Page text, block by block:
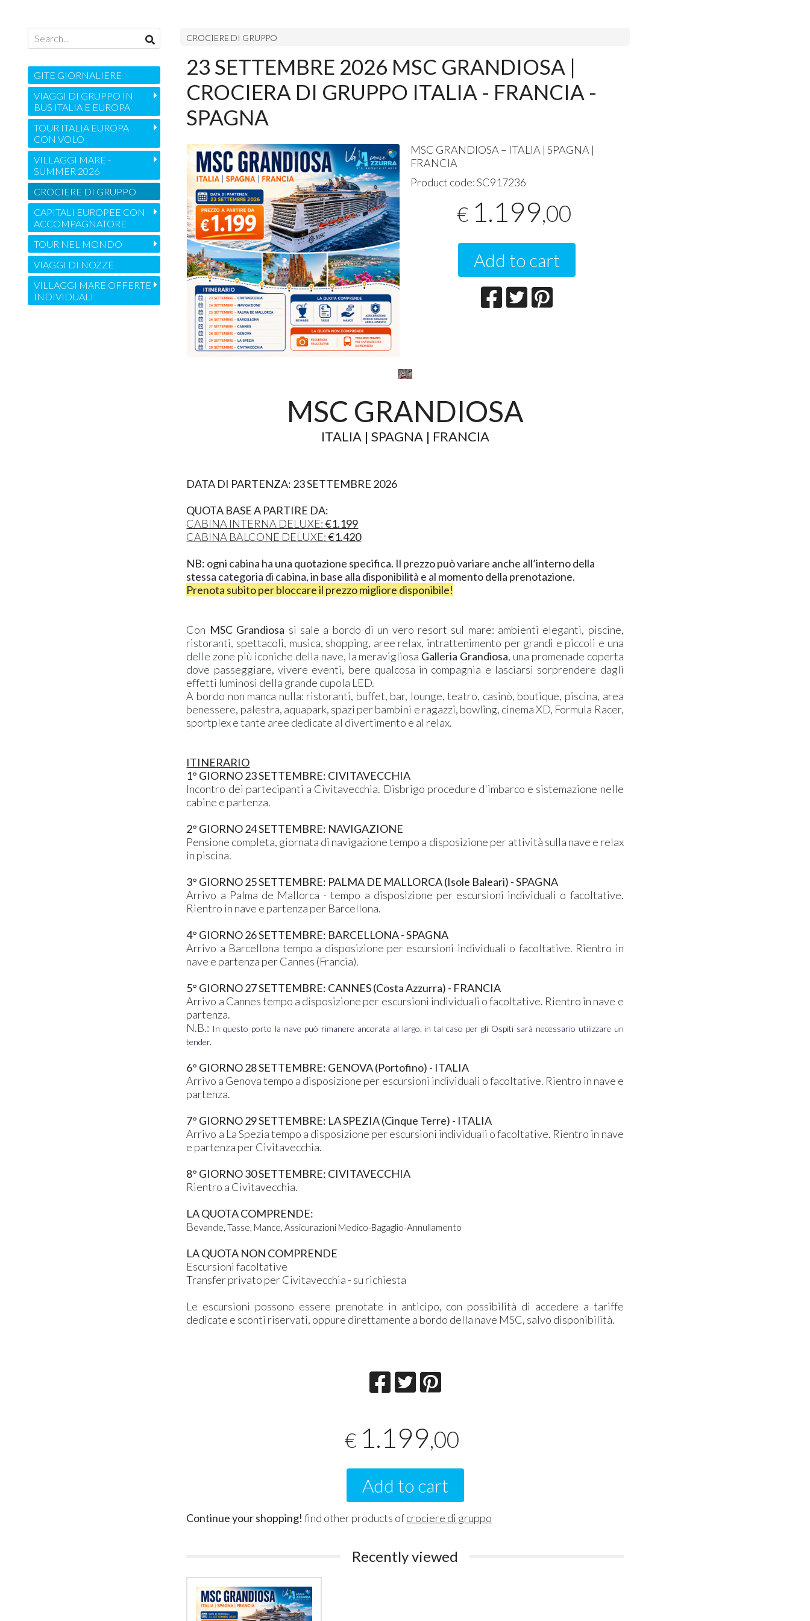
CROCIERE DI GRUPPO
23 SETTEMBRE 2026 MSC GRANDIOSA |
CROCIERA DI GRUPPO ITALIA - FRANCIA -
SPAGNA
MSC GRANDIOSA – ITALIA |SPAGNA |
FRANCIA
Product code:SC917236
€ 1.199,00
Add to cart
MSC GRANDIOSA
ITALIA | SPAGNA | FRANCIA
DATA DI PARTENZA: 23 SETTEMBRE 2026
QUOTA BASE A PARTIRE DA:
CABINA INTERNA DELUXE:€1.199
CABINA BALCONE DELUXE:€1.420
NB: ogni cabina ha una quotazione specifica. Il prezzo può variare anche all’interno della
stessa categoria di cabina, in base alla disponibilità e al momento della prenotazione.
Prenota subito per bloccare il prezzo migliore disponibile!
Con MSC Grandiosa si sale a bordo di un vero resort sul mare: ambienti eleganti, piscine,
ristoranti, spettacoli, musica, shopping, aree relax, intrattenimento per grandi e piccoli e una
delle zone più iconiche della nave, la meravigliosa Galleria Grandiosa, una promenade coperta
dove passeggiare, vivere eventi, bere qualcosa in compagnia e lasciarsi sorprendere dagli
effetti luminosi della grande cupola LED.
A bordo non manca nulla: ristoranti, buffet, bar, lounge, teatro, casinò, boutique, piscina, area
benessere, palestra, aquapark, spazi per bambini e ragazzi, bowling, cinema XD, Formula Racer,
sportplex e tante aree dedicate al divertimento e al relax.
ITINERARIO
1° GIORNO 23 SETTEMBRE: CIVITAVECCHIA
Incontro dei partecipanti a Civitavecchia. Disbrigo procedure d'imbarco e sistemazione nelle
cabine e partenza.
2° GIORNO 24 SETTEMBRE: NAVIGAZIONE
Pensione completa, giornata di navigazione tempo a disposizione per attività sulla nave e relax
in piscina.
3° GIORNO 25 SETTEMBRE: PALMA DE MALLORCA (Isole Baleari) - SPAGNA
Arrivo a Palma de Mallorca - tempo a disposizione per escursioni individuali o facoltative.
Rientro in nave e partenza per Barcellona.
4° GIORNO 26 SETTEMBRE: BARCELLONA - SPAGNA
Arrivo a Barcellona tempo a disposizione per escursioni individuali o facoltative. Rientro in
nave e partenza per Cannes (Francia).
5° GIORNO 27 SETTEMBRE: CANNES (Costa Azzurra) - FRANCIA
Arrivo a Cannes tempo a disposizione per escursioni individuali o facoltative. Rientro in nave e
partenza.
N.B.: In questo porto la nave può rimanere ancorata al largo, in tal caso per gli Ospiti sarà necessario utilizzare un
tender.
6° GIORNO 28 SETTEMBRE: GENOVA (Portofino) - ITALIA
Arrivo a Genova tempo a disposizione per escursioni individuali o facoltative. Rientro in nave e
partenza.
7° GIORNO 29 SETTEMBRE: LA SPEZIA (Cinque Terre) - ITALIA
Arrivo a La Spezia tempo a disposizione per escursioni individuali o facoltative. Rientro in nave
e partenza per Civitavecchia.
8° GIORNO 30 SETTEMBRE: CIVITAVECCHIA
Rientro a Civitavecchia.
LA QUOTA COMPRENDE:
Bevande, Tasse, Mance, Assicurazioni Medico-Bagaglio-Annullamento
LA QUOTA NON COMPRENDE
Escursioni facoltative
Transfer privato per Civitavecchia - su richiesta
Le escursioni possono essere prenotate in anticipo, con possibilità di accedere a tariffe
dedicate e sconti riservati, oppure direttamente a bordo della nave MSC, salvo disponibilità.
€ 1.199,00
Add to cart
Continue your shopping! find other products ofcrociere di gruppo
Recently viewed
GITE GIORNALIERE
VIAGGI DI GRUPPO IN
BUS ITALIA E EUROPA
TOUR ITALIA EUROPA
CON VOLO
VILLAGGI MARE -
SUMMER 2026
CROCIERE DI GRUPPO
CAPITALI EUROPEE CON
ACCOMPAGNATORE
TOUR NEL MONDO
VIAGGI DI NOZZE
VILLAGGI MARE OFFERTE
INDIVIDUALI